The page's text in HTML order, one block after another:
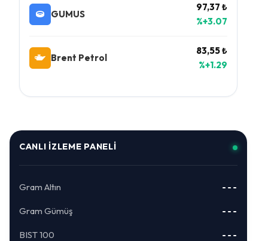
GUMUS
97,37 ₺
%+3.07
Brent Petrol
83,55 ₺
%+1.29
CANLI İZLEME PANELI
Gram Altın ---
Gram Gümüş ---
BIST 100 ---